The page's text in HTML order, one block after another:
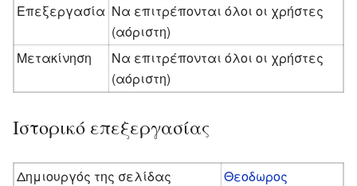
Επεξεργασία Να επιτρέπονται όλοι οι χρήστες
(αόριστη)
Μετακίνηση
Να επιτρέπονται όλοι οι χρήστες
(αόριστη)
Ιστορικό επεξεργασίας
Δημιουργός της σελίδας
Θεοδωρος